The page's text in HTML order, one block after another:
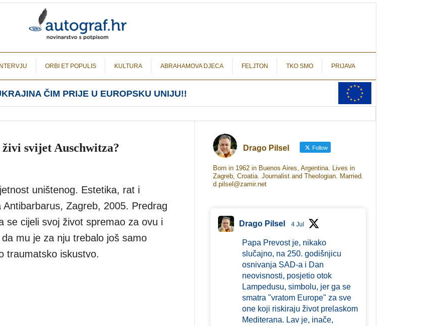
INTERVJU ORBI ET POPULIS KULTURA ABRAHAMOVA DJECA FELJTON TKO SMO PRIJAVA
ČIM PRIJE U EUROPSKU UNIJU!!
svijet Auschwitza?
uništenog. Estetika, rat i
Antibarbarus, Zagreb, 2005. Predrag
se cijeli svoj život spremao za ovu i
mu je za nju trebalo još samo
traumatsko iskustvo.
Drago Pilsel Follow
Born in 1962 in Buenos Aires, Argentina. Lives in
Zagreb, Croatia. Journalist and Theologian. Married.
d.pilsel@zamir.net
Drago Pilsel 4 Jul
Papa Prevost je, nikako
slučajno, na 250. godišnjicu
osnivanja SAD-a i Dan
neovisnosti, posjetio otok
Lampedusu, simbolu, jer ga se
smatra "vratom Europe" za sve
one koji riskiraju život prelaskom
Mediterana. Lav je, inače,